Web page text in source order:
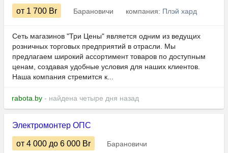
от 1 700 Br Барановичи компания: Плэй хард
Сеть магазинов "Три Цены" является одним из ведущих
розничных торговых предприятий в отрасли. Мы
предлагаем широкий ассортимент товаров по доступным
ценам, создавая удобные условия для наших клиентов.
Наша компания стремится к...
rabota.by - найдена четыре дня назад
Электромонтер ОПС
от 4 000 до 6 000 Br
Барановичи